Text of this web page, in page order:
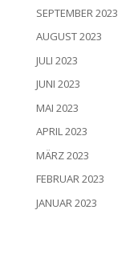
SEPTEMBER 2023
AUGUST 2023
JULI 2023
JUNI 2023
MAI 2023
APRIL 2023
MÄRZ 2023
FEBRUAR 2023
JANUAR 2023